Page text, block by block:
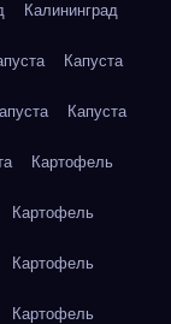
Калининград
Капуста
Капуста
Картофель
Картофель
Картофель
Картофель